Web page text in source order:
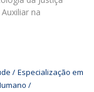
na
Especialização em